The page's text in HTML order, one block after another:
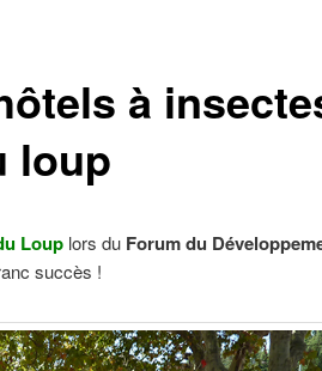
à
loup
Louplors du Forum du
succès !